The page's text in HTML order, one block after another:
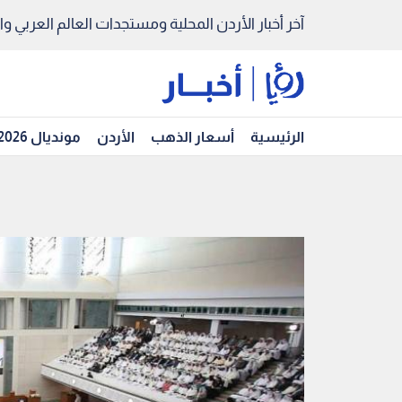
آخر أخبار الأردن المحلية ومستجدات العالم العربي
الرئيسية أسعار الذهب الأردن مونديال 2026